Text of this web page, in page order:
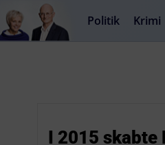
Politik Krimi
I 2015 skabte